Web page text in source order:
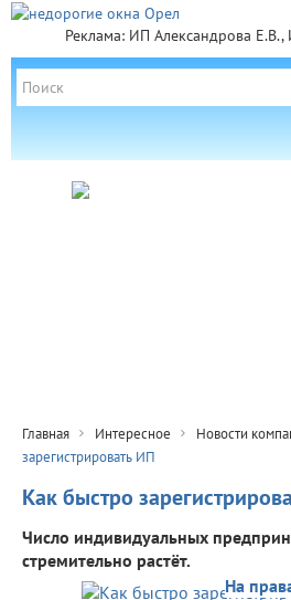
Реклама: ИП Александрова
Главная Интересное Новости
зарегистрировать ИП
Как быстро
Число индивидуальных
стремительно растёт.
На